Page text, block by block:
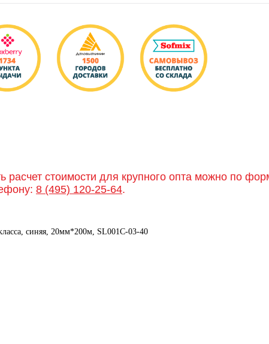
расчет стоимости для крупного опта можно по
8 (495) 120-25-64.
синяя, 20мм*200м, SL001C-03-40